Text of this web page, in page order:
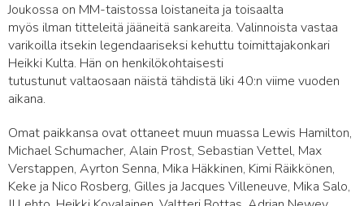
Joukossa on MM-taistossa loistaneita ja toisaalta
myös ilman titteleitä jääneitä sankareita. Valinnoista vastaa
varikoilla itsekin legendaariseksi kehuttu toimittajakonkari
Heikki Kulta. Hän on henkilökohtaisesti
tutustunut valtaosaan näistä tähdistä liki 40:n viime vuoden
aikana.
Omat paikkansa ovat ottaneet muun muassa Lewis Hamilton,
Michael Schumacher, Alain Prost, Sebastian Vettel, Max
Verstappen, Ayrton Senna, Mika Häkkinen, Kimi Räikkönen,
Keke ja Nico Rosberg, Gilles ja Jacques Villeneuve, Mika Salo,